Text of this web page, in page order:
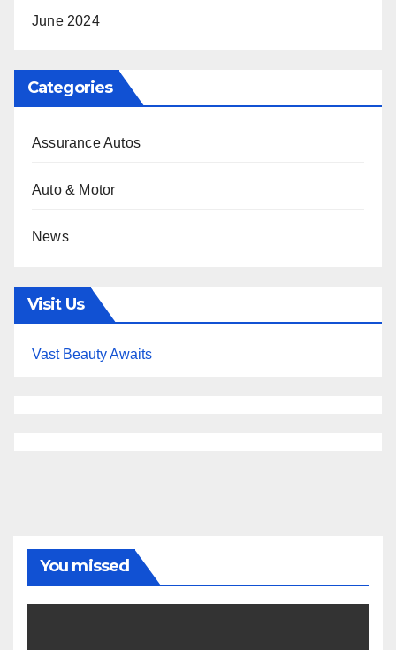
June 2024
Categories
Assurance Autos
Auto & Motor
News
Visit Us
Vast Beauty Awaits
You missed